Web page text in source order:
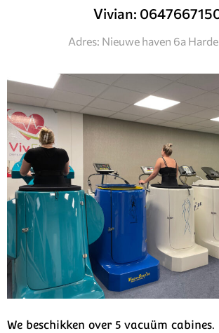
Vivian:
Adres: Nieuwe haven 6a
We beschikken over 5 vacuüm cabines.